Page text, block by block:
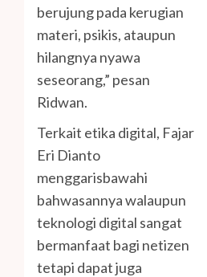
berujung pada kerugian
materi, psikis, ataupun
hilangnya nyawa
seseorang,” pesan
Ridwan.
Terkait etika digital, Fajar
Eri Dianto
menggarisbawahi
bahwasannya walaupun
teknologi digital sangat
bermanfaat bagi netizen
tetapi dapat juga